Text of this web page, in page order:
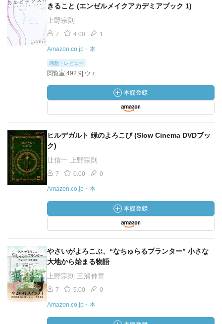
きること (エンゼルメイクアカデミアブック 1)
上野宗則
7 4.00 1
Amazon.co.jp・本
感想・レビュー
閲覧室 492.9||ウエ
ヒルデガルト 緑のよろこび (Slow Cinema DVDブッ
ク)
辻信一 上野宗則
7 0.00 0
Amazon.co.jp・本
やさいがよろこぶ、“なちゅらるプランター” 小さな
大地から始まる物語
上野宗則 三浦伸章
7 5.00 0
Amazon.co.jp・本